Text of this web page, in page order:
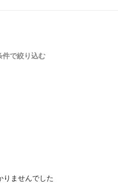
件で絞り込む
りませんでした